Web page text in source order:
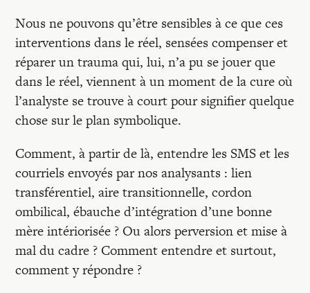
Nous ne pouvons qu’être sensibles à ce que ces
interventions dans le réel, sensées compenser et
réparer un trauma qui, lui, n’a pu se jouer que
dans le réel, viennent à un moment de la cure où
l’analyste se trouve à court pour signifier quelque
chose sur le plan symbolique.
Comment, à partir de là, entendre les SMS et les
courriels envoyés par nos analysants : lien
transférentiel, aire transitionnelle, cordon
ombilical, ébauche d’intégration d’une bonne
mère intériorisée ? Ou alors perversion et mise à
mal du cadre ? Comment entendre et surtout,
comment y répondre ?